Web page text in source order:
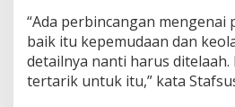
j
o
T
e
r
“Ada perbincangan mengenai
baik itu kepemudaan dan
detailnya nanti harus
tertarik untuk itu,” kata